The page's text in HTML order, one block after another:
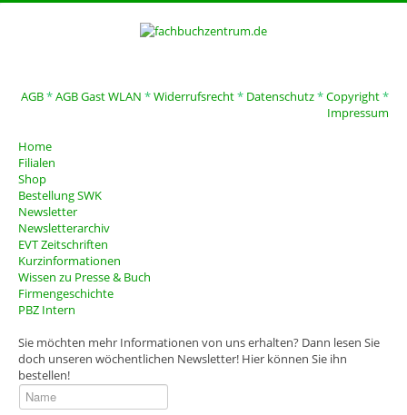
AGB*AGB Gast WLAN *Widerrufsrecht* Datenschutz*Copyright*
Impressum
Home
Filialen
Shop
Bestellung SWK
Newsletter
Newsletterarchiv
EVT Zeitschriften
Kurzinformationen
Wissen zu Presse & Buch
Firmengeschichte
PBZ Intern
Sie möchten mehr Informationen von uns erhalten? Dann lesen Sie
doch unseren wöchentlichen Newsletter! Hier können Sie ihn
bestellen!